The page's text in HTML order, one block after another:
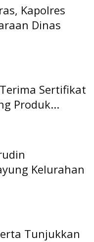
Kapolres
Dinas
Sertifikat
Produk...
Kelurahan
Tunjukkan